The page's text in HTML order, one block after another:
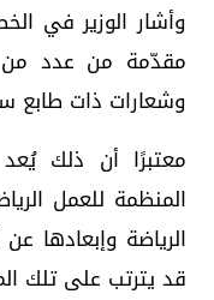
وأشار الوزير في
مقدّمة من عدد من
وشعارات ذات طابع
معتبرًا أن ذلك
المنظمة للعمل
الرياضة وإبعادها
قد يترتب على تلك